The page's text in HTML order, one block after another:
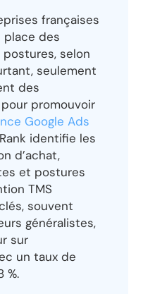
françaises
place des
selon
seulement
des
promouvoir
Google Ads
identifie les
d’achat,
et postures
TMS
souvent
généralistes,
sur
un taux de
%.